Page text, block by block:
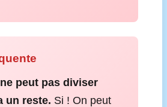
peut pas diviser
un reste. Si ! On peut